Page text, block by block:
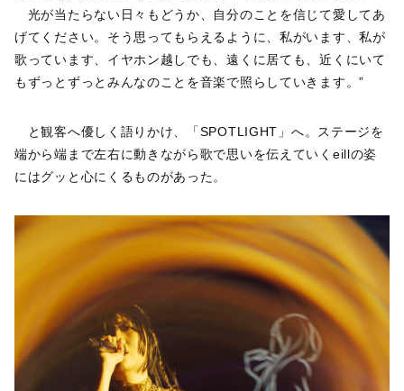
光が当たらない日々もどうか、自分のことを信じて愛してあ
げてください。そう思ってもらえるように、私がいます、私が
歌っています、イヤホン越しでも、遠くに居ても、近くにいて
もずっとずっとみんなのことを音楽で照らしていきます。”
と観客へ優しく語りかけ、「SPOTLIGHT」へ。ステージを
端から端まで左右に動きながら歌で思いを伝えていくeillの姿
にはグッと心にくるものがあった。